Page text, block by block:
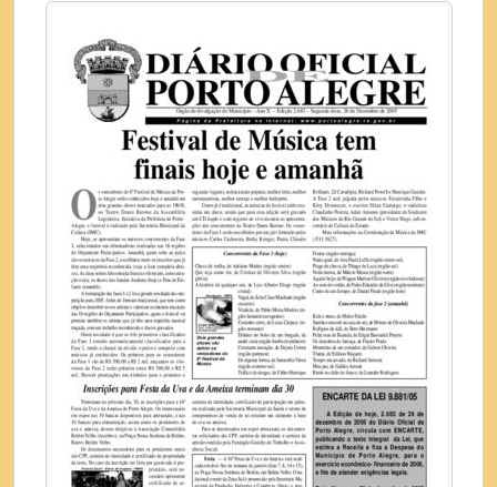
[Subsérie] Diário Oficial de Porto Alegre de 2006
[Subsérie] Diário Oficial de Porto Alegre de 2007
[Subsérie] Diário Oficial de Porto Alegre de 2008
[Subsérie] Diário Oficial de Porto Alegre de 2009
[Subsérie] Diário Oficial de Porto Alegre de 2010
[Subsérie] Diário Oficial de Porto Alegre de 2011
[Série] Licenciamento das atividades econômicas no Município (Concessão de Alvará)
[Série] Licenciamento de obras e edificações
[Série] Administração de Tributos
[Série] Contencioso Administrativo
[Série] Arrecadação de Tributos
[Série] Aquisição de bens e contratação de serviços
[Série] Gerenciamento do patrimônio documental
[Série] Gerenciamento do patrimônio imobiliário
[Série] Fiscalização de Atos pelo Legislativo (demandas da Câmara de Vereadores)
[Série] Elaboração de Atos Normativos
[Série] Preservação e Conservação Ambiental